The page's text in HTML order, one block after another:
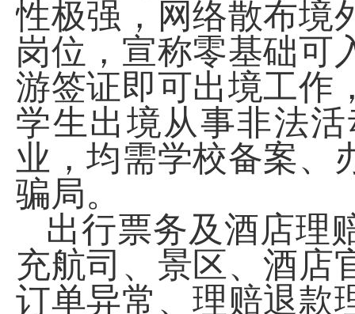
性极强，网络散布境
岗位，宣称零基础可
游签证即可出境工作
学生出境从事非法
业，均需学校备案、
骗局。
出行票务及酒店理
充航司、景区、酒店
订单异常、理赔退款